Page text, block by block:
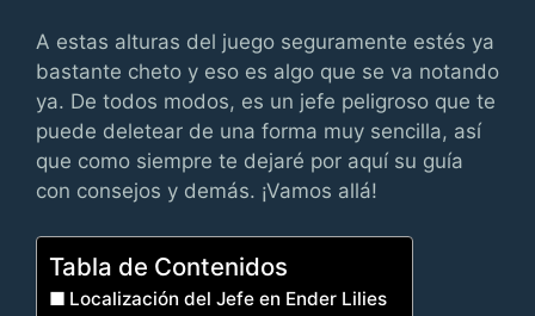
A estas alturas del juego seguramente estés ya
bastante cheto y eso es algo que se va notando
ya. De todos modos, es un jefe peligroso que te
puede deletear de una forma muy sencilla, así
que como siempre te dejaré por aquí su guía
con consejos y demás. ¡Vamos allá!
Tabla de Contenidos
Localización del Jefe en Ender Lilies